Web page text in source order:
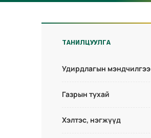
ТАНИЛЦУУЛГА
Удирдлагын мэндчилгээ
Газрын тухай
Хэлтэс, нэгжүүд